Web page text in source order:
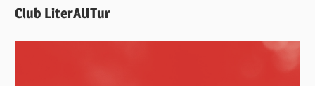
Club LiterAUTur